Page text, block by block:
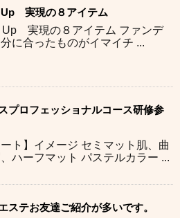
実現の８アイテム
実現の８アイテム ファンデ
に合ったものがイマイチ ...
プロフェッショナルコース研修参
ート】イメージ セミマット肌、曲
ハーフマット パステルカラー ...
ステお友達ご紹介が多いです。